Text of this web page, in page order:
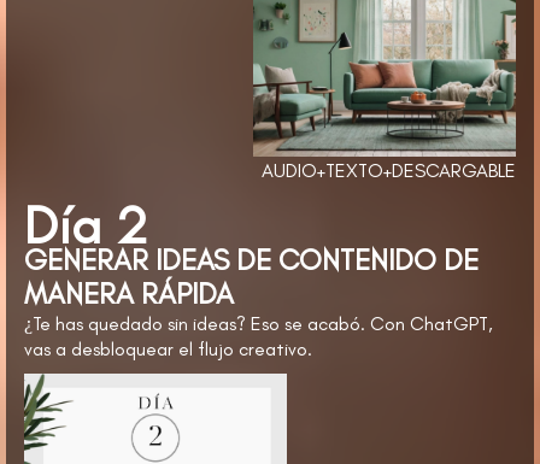
AUDIO+TEXTO+DESCARGABLE
Día 2
GENERAR IDEAS DE CONTENIDO DE
MANERA RÁPIDA
¿Te has quedado sin ideas? Eso se acabó. Con ChatGPT,
vas a desbloquear el flujo creativo.